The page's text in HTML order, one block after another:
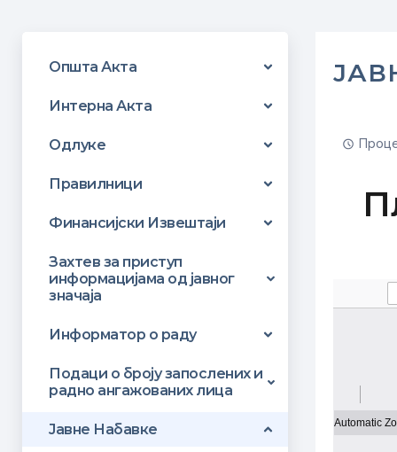
Општа Акта
Интерна Акта
Одлуке
Правилници
Финансијски Извештаји
Захтeв за приступ
информацијама од јавног
значаја
Информатор о раду
Подаци о броју запослених и
радно ангажованих лица
Јавне Набавке